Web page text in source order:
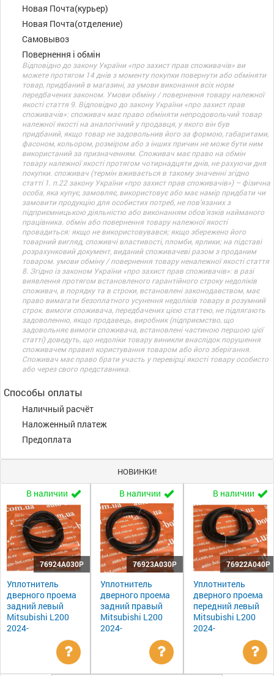
Новая Почта(курьер)
Новая Почта(отделение)
Самовывоз
Повернення і обмін
Відповідно до закону України «про захист прав споживачів» ви
можете протягом 14 днів з моменту покупки повернути або обміняти
товар, придбаний в магазині, за умови виконання всіх норм
передбачених законом. Умови обміну / повернення товару належної
якості стаття 9. Відповідно до закону України «про захист прав
споживачів»: споживач має право обміняти непродовольчий товар
належної якості на аналогічний у продавця, у якого він був
придбаний, якщо товар не задовольнив його за формою, габаритами,
фасоном, кольором, розміром або з інших причин не може бути ним
використаний за призначенням. Споживач має право на обмін
товару належної якості протягом чотирнадцяти днів, не рахуючи дня
покупки. споживач (термін вживається в такому значенні згідно
статті 1. п.22 закону України «про захист прав споживачів») – фізична
особа, яка купує, замовляє, використовує або має намір придбати чи
замовити продукцію для особистих потреб, не пов’язаних з
підприємницькою діяльністю або виконанням обов’язків найманого
працівника. обмін або повернення товару належної якості
провадиться: якщо не використовувався; якщо збережено його
товарний вигляд, споживчі властивості, пломби, ярлики; на підставі
розрахунковий документ, виданий споживачеві разом з проданим
товаром. умови обміну / повернення товару неналежної якості стаття
8. Згідно із законом України «про захист прав споживачів»: в разі
виявлення протягом встановленого гарантійного строку недоліків
споживач, в порядку та в строки, встановлені законодавством, має
право вимагати безоплатного усунення недоліків товару в розумний
строк. вимоги споживача, передбачених цією статтею, не підлягають
задоволенню, якщо продавець, виробник (підприємство, що
задовольняє вимоги споживача, встановлені частиною першою цієї
статті) доведуть, що недоліки товару виникли внаслідок порушення
споживачем правил користування товаром або його зберігання.
Споживач має право брати участь у перевірці якості товару особисто
або через свого представника.
Способы оплаты
Наличный расчёт
Наложенный платеж
Предоплата
НОВИНКИ!
В наличии
76924A030P
Уплотнитель
дверного проема
задний левый
Mitsubishi L200
2024-
Уточнить
В наличии
76923A030P
Уплотнитель
дверного проема
задний правый
Mitsubishi L200
2024-
Уточнить
В наличии
76922A040P
Уплотнитель
дверного проема
передний левый
Mitsubishi L200
2024-